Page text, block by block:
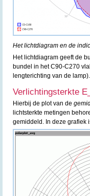
Het lichtdiagram en de
Het lichtdiagram geeft de
bundel in het C90-C270
lengterichting van de lamp).
Verlichtingsterkte
Hierbij de plot van de
lichtsterkte metingen
gemiddeld. In deze grafiek